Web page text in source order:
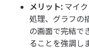
メリット: マイ
処理、グラフの
の画面で完結で
ることを強調し